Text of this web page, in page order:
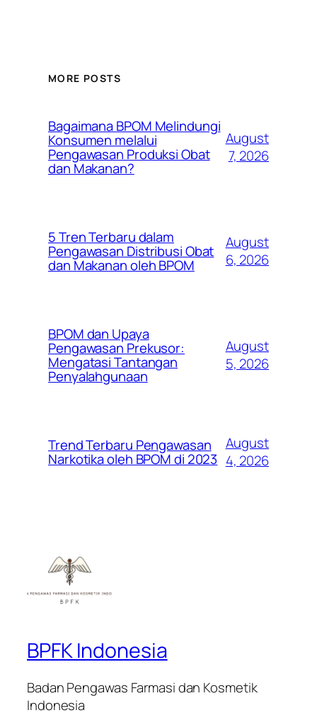
MORE POSTS
Bagaimana BPOM Melindungi
Konsumen melalui
Pengawasan Produksi Obat
dan Makanan?
August
7, 2026
5 Tren Terbaru dalam
Pengawasan Distribusi Obat
dan Makanan oleh BPOM
August
6, 2026
BPOM dan Upaya
Pengawasan Prekusor:
Mengatasi Tantangan
Penyalahgunaan
August
5, 2026
Trend Terbaru Pengawasan
Narkotika oleh BPOM di 2023
August
4, 2026
BPFK Indonesia
Badan Pengawas Farmasi dan Kosmetik
Indonesia